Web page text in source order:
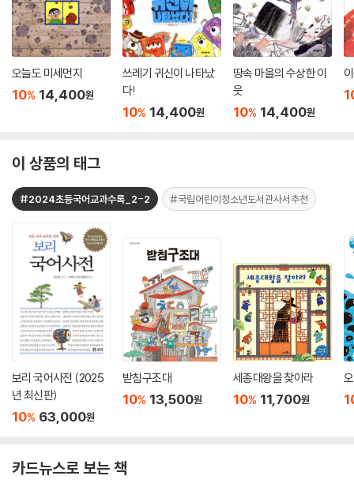
오늘도 미세먼지
10% 14,400원
쓰레기 귀신이 나타났
다!
10% 14,400원
땅속 마을의 수상한 이
웃
10% 14,400원
이 상품의 태그
#2024초등국어교과수록_2-2 #국립어린이청소년도서관사서추천
보리 국어사전 (2025
년 최신판)
10% 63,000원
받침구조대
10% 13,500원
세종대왕을 찾아라
10% 11,700원
카드뉴스로 보는 책